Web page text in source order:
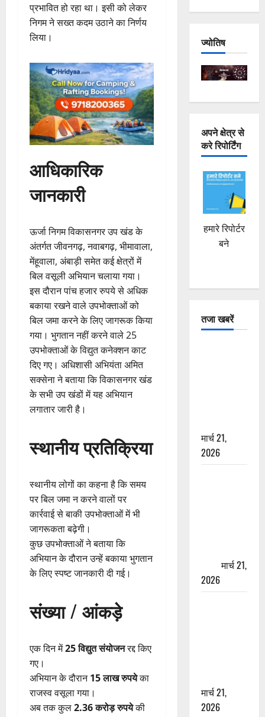
प्रभावित हो रहा था। इसी को लेकर
निगम ने सख्त कदम उठाने का निर्णय
लिया।
आधिकारिक
जानकारी
ऊर्जा निगम विकासनगर उप खंड के
अंतर्गत जीवनगढ़, नवाबगढ़, भीमावाला,
मेंहूवाला, अंबाड़ी समेत कई क्षेत्रों में
बिल वसूली अभियान चलाया गया।
इस दौरान पांच हजार रुपये से अधिक
बकाया रखने वाले उपभोक्ताओं को
बिल जमा करने के लिए जागरूक किया
गया। भुगतान नहीं करने वाले 25
उपभोक्ताओं के विद्युत कनेक्शन काट
दिए गए। अधिशासी अभियंता अमित
सक्सेना ने बताया कि विकासनगर खंड
के सभी उप खंडों में यह अभियान
लगातार जारी है।
स्थानीय प्रतिक्रिया
स्थानीय लोगों का कहना है कि समय
पर बिल जमा न करने वालों पर
कार्रवाई से बाकी उपभोक्ताओं में भी
जागरूकता बढ़ेगी।
कुछ उपभोक्ताओं ने बताया कि
अभियान के दौरान उन्हें बकाया भुगतान
के लिए स्पष्ट जानकारी दी गई।
संख्या / आंकड़े
एक दिन में25 विद्युत संयोजनरद्द किए
गए।
अभियान के दौरान15 लाख रुपयेका
राजस्व वसूला गया।
अब तक कुल2.36 करोड़ रुपयेकी
ज्योतिष
अपने क्षेत्र से
करे रिपोर्टिंग
हमारे रिपोर्टर
बने
तजा खबरें
मार्च 21,
2026
मार्च 21,
2026
मार्च 21,
2026